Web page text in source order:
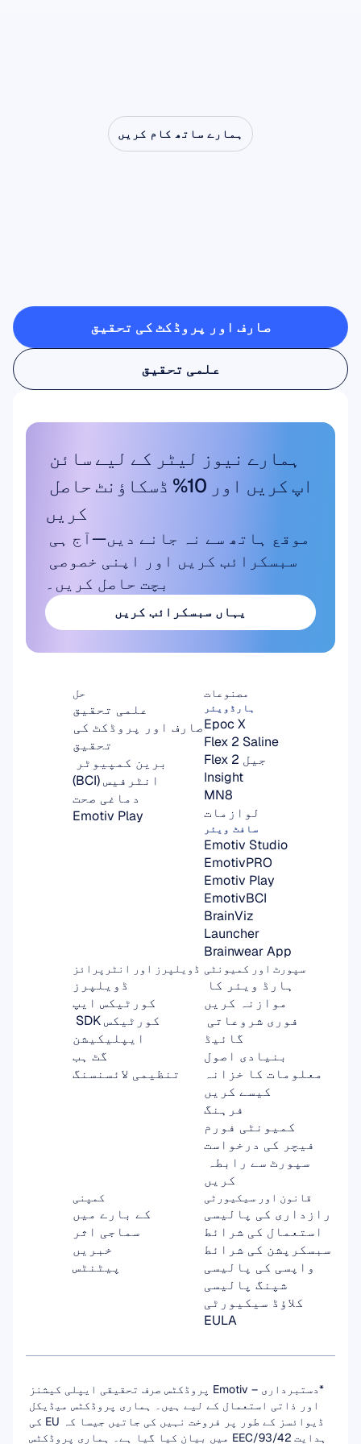
ہمارے ساتھ کام کریں
کیاممکنہے
صارف اور پروڈکٹ کی تحقیق
صارف اور پروڈکٹ کی تحقیق
علمی تحقیق
علمی تحقیق
کریں
بچت حاصل کریں۔
یہاں سبسکرائب کریں
حل
علمی تحقیق
تحقیق
انٹرفیس (BCI)
دماغی صحت
Emotiv Play
مصنوعات
ہارڈویئر
Epoc X
Flex 2 Saline
Flex 2 جیل
Insight
MN8
لوازمات
سافٹ ویئر
Emotiv Studio
EmotivPRO
Emotiv Play
EmotivBCI
BrainViz
Launcher
Brainwear App
سپورٹ اور کمیونٹی
موازنہ کریں
گائیڈ
بنیادی اصول
معلومات کا خزانہ
کیسے کریں
فرہنگ
کمیونٹی فورم
فیچر کی درخواست
کریں
ڈویلپرز اور انٹرپرائز
ڈویلپرز
کورٹیکس ایپ
ایپلیکیشن
گٹ ہب
تنظیمی لائسنسنگ
کمپنی
کے بارے میں
سماجی اثر
خبریں
پیٹنٹس
قانون اور سیکیورٹی
رازداری کی پالیسی
استعمال کی شرائط
سبسکرپشن کی شرائط
واپسی کی پالیسی
شپنگ پالیسی
کلاؤڈ سیکیورٹی
EULA